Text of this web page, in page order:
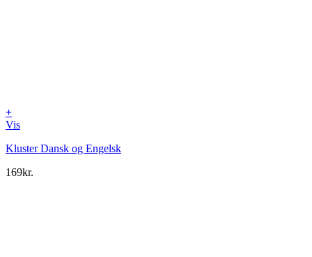
+
Vis
Kluster Dansk og Engelsk
169kr.